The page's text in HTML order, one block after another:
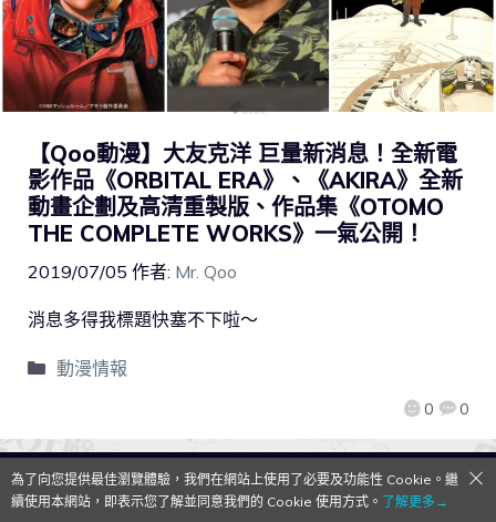
【Qoo動漫】大友克洋 巨量新消息！全新電
影作品《ORBITAL ERA》、《AKIRA》全新
動畫企劃及高清重製版、作品集《OTOMO
THE COMPLETE WORKS》一氣公開！
2019/07/05 作者: Mr. Qoo
0 0
消息多得我標題快塞不下啦～
動漫情報
QooApp Limited © 2026
為了向您提供最佳瀏覽體驗，我們在網站上使用了必要及功能性 Cookie。繼
續使用本網站，即表示您了解並同意我們的 Cookie 使用方式。 了解更多→